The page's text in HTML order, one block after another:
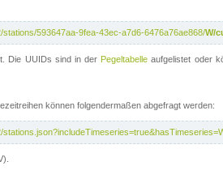
593647aa-9fea-43ec-a7d6-6476a76ae868/W/
Die UUIDs sind in der Pegeltabelle aufgelistet oder
können folgendermaßen abgefragt werden: